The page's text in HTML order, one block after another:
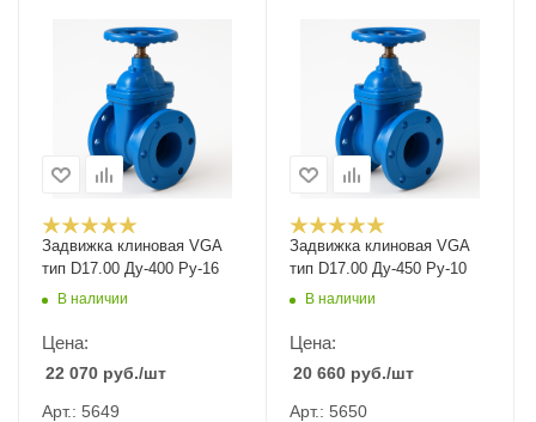
Задвижка клиновая VGA
тип D17.00 Ду-400 Ру-16
В наличии
Цена:
22 070 руб./шт
Арт.: 5649
Задвижка клиновая VGA
тип D17.00 Ду-450 Ру-10
В наличии
Цена:
20 660 руб./шт
Арт.: 5650